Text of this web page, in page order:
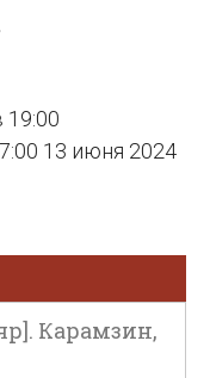
19:00
13 июня 2024
Карамзин,